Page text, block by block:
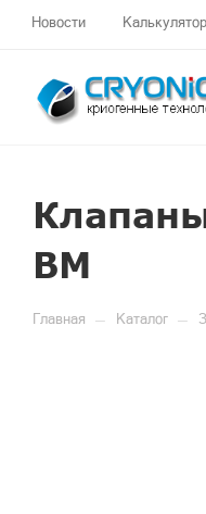
Новости
ВМ
Главная — Каталог —